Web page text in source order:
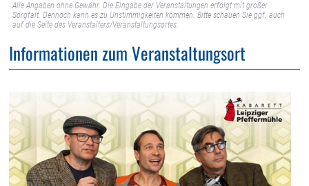
Alle Angaben ohne Gewähr. Die Eingabe der Veranstaltungen erfolgt mit großer
Sorgfalt. Dennoch kann es zu Unstimmigkeiten kommen. Bitte schauen Sie ggf. auch
auf die Seite des Veranstalters/Veranstaltungsortes.
Informationen zum Veranstaltungsort